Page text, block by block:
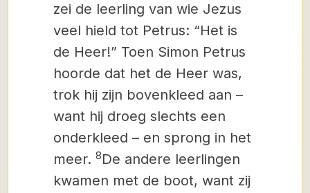
zei de leerling van wie Jezus
veel hield tot Petrus: “Het is
de Heer!” Toen Simon Petrus
hoorde dat het de Heer was,
trok hij zijn bovenkleed aan –
want hij droeg slechts een
onderkleed – en sprong in het
meer. 8De andere leerlingen
kwamen met de boot, want zij